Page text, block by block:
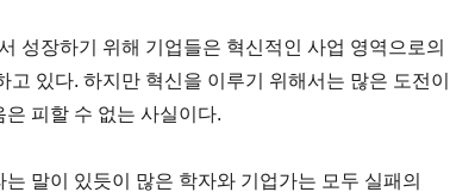
성장하기 위해 기업들은 혁신적인 사업 영역으로의
있다. 하지만 혁신을 이루기 위해서는 많은 도전이
피할 수 없는 사실이다.
는 말이 있듯이 많은 학자와 기업가는 모두 실패의